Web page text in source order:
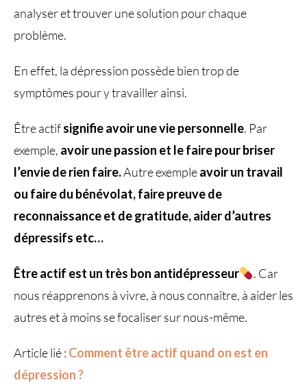
analyser et trouver une solution pour chaque
problème.
En effet, la dépression possède bien trop de
symptômes pour y travailler ainsi.
Être actifsignifie avoir une vie personnelle. Par
exemple, avoir une passion et le faire pour briser
l’envie de rien faire.Autre exempleavoir un travail
ou faire du bénévolat, faire preuve de
reconnaissance et de gratitude, aider d’autres
dépressifs etc…
Être actif est un très bon antidépresseur
. Car
nous réapprenons à vivre, à nous connaître, à aider les
autres et à moins se focaliser sur nous-même.
Article lié : Comment être actif quand on est en
dépression ?